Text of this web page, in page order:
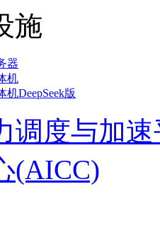
施
器
机
DeepSeek版
调度与加
(AICC)